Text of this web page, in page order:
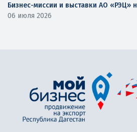
Бизнес-миссии и выставки АО «РЭЦ»
06 июля 2026